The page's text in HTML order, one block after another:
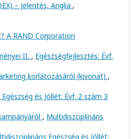
– Jelentés, Anglia ,
A RAND Corporation
II. , Egészségfejlesztés: Évf.
korlátozásáról (kivonat) ,
és Jóllét: Évf. 2 szám 3
, Multidiszciplináris
Egészség és Jóllét: